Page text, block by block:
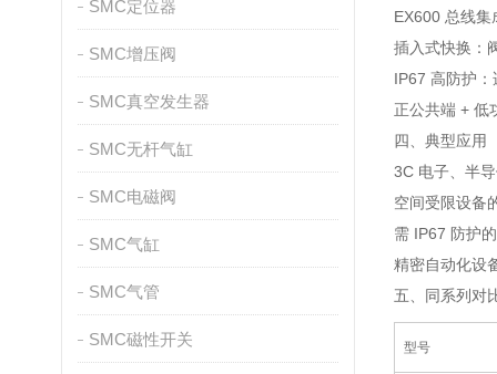
SMC定位器
SMC增压阀
SMC真空发生器
SMC无杆气缸
SMC电磁阀
SMC气缸
SMC气管
SMC磁性开关
EX600 总线
插入式快换：
IP67 高防护
正公共端 + 低
四、典型应用
3C 电子、半
空间受限设备
需 IP67 防护
精密自动化设
五、同系列对
型号